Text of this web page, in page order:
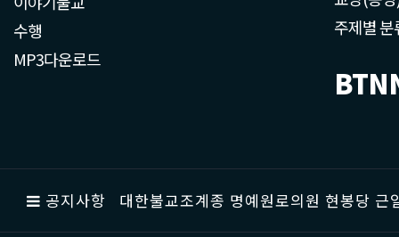
수행
MP3다운로드
주제별 분
공지사항 대한불교조계종 명예원로의원 현봉당